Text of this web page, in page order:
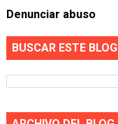
Denunciar abuso
BUSCAR ESTE BLOG